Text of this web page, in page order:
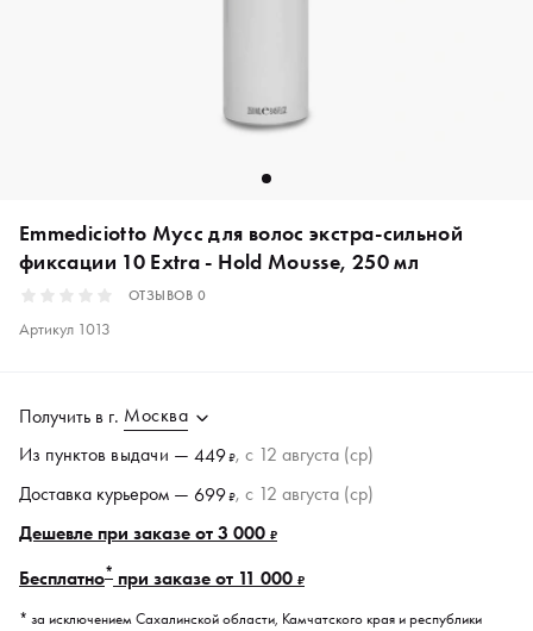
Emmediciotto Мусс для волос экстра-сильной
фиксации 10 Extra - Hold Mousse, 250 мл
ОТЗЫВОВ 0
Артикул 1013
Получить в г. Москва
Из пунктов выдачи — 449₽, c 12 августа (ср)
Доставка курьером — 699₽, c 12 августа (ср)
Дешевле при заказе от 3 000 ₽
Бесплатно* при заказе от 11 000 ₽
* за исключением Сахалинской области, Камчатского края и республики